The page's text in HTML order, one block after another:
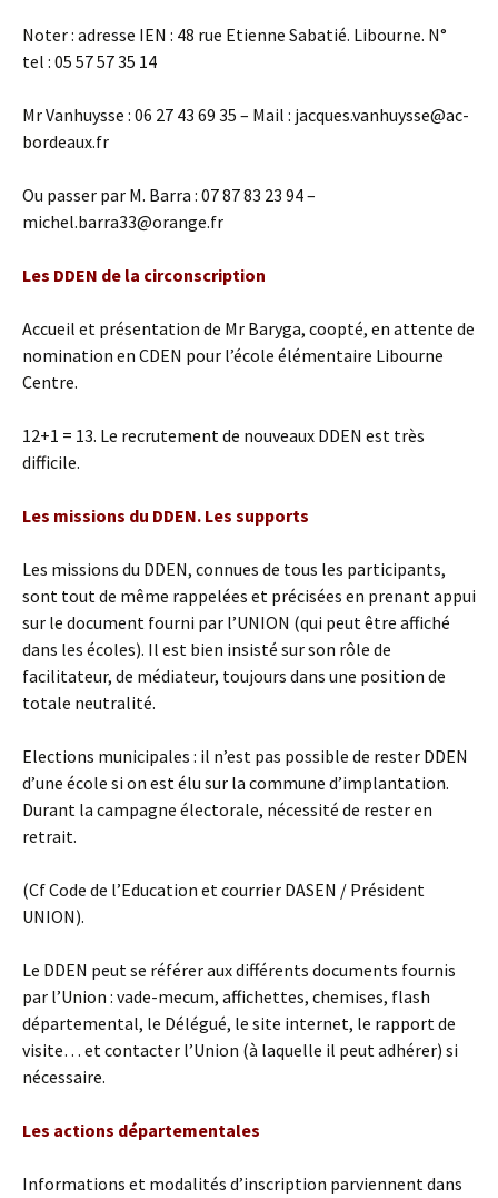
Noter : adresse IEN : 48 rue Etienne Sabatié. Libourne. N°
tel : 05 57 57 35 14
Mr Vanhuysse : 06 27 43 69 35 – Mail : jacques.vanhuysse@ac-
bordeaux.fr
Ou passer par M. Barra : 07 87 83 23 94 –
michel.barra33@orange.fr
Les DDEN de la circonscription
Accueil et présentation de Mr Baryga, coopté, en attente de
nomination en CDEN pour l’école élémentaire Libourne
Centre.
12+1 = 13. Le recrutement de nouveaux DDEN est très
difficile.
Les missions du DDEN. Les supports
Les missions du DDEN, connues de tous les participants,
sont tout de même rappelées et précisées en prenant appui
sur le document fourni par l’UNION (qui peut être affiché
dans les écoles). Il est bien insisté sur son rôle de
facilitateur, de médiateur, toujours dans une position de
totale neutralité.
Elections municipales : il n’est pas possible de rester DDEN
d’une école si on est élu sur la commune d’implantation.
Durant la campagne électorale, nécessité de rester en
retrait.
(Cf Code de l’Education et courrier DASEN / Président
UNION).
Le DDEN peut se référer aux différents documents fournis
par l’Union : vade-mecum, affichettes, chemises, flash
départemental, le Délégué, le site internet, le rapport de
visite… et contacter l’Union (à laquelle il peut adhérer) si
nécessaire.
Les actions départementales
Informations et modalités d’inscription parviennent dans